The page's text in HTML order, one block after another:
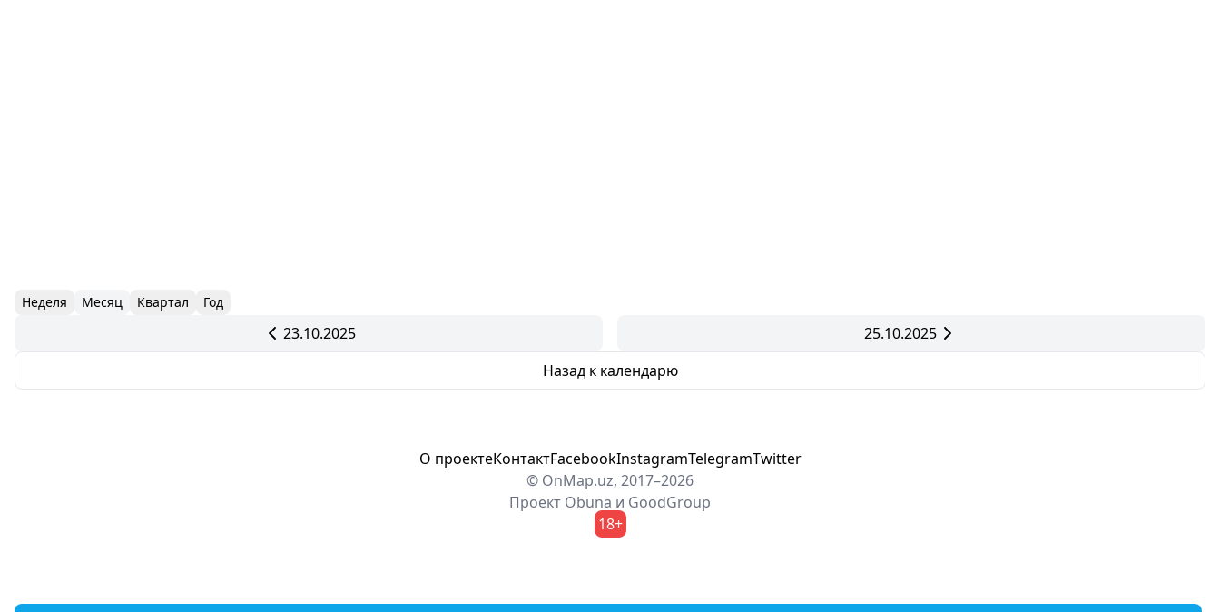
Неделя Месяц Квартал Год
23.10.2025
25.10.2025
Назад к календарю
О проектеКонтактFacebookInstagramTelegramTwitter
© OnMap.uz, 2017–2026
Проект Obuna и GoodGroup
18+